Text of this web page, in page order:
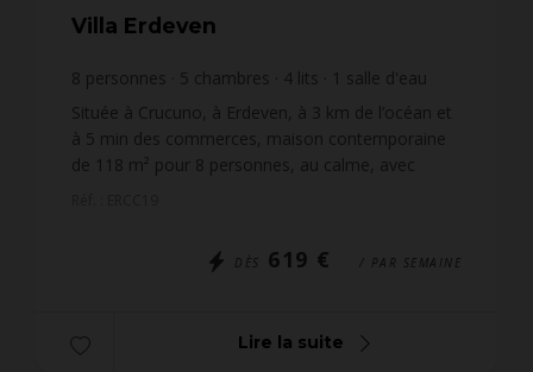
Villa Erdeven
8 personnes 5 chambres 4 lits 1 salle d'eau
1
salle de bain
Située à Crucuno, à Erdeven, à 3 km de l’océan et
à 5 min des commerces, maison contemporaine
de 118 m² pour 8 personnes, au calme, avec
DÈS 619 € / PAR SEMAINE
Lire la suite